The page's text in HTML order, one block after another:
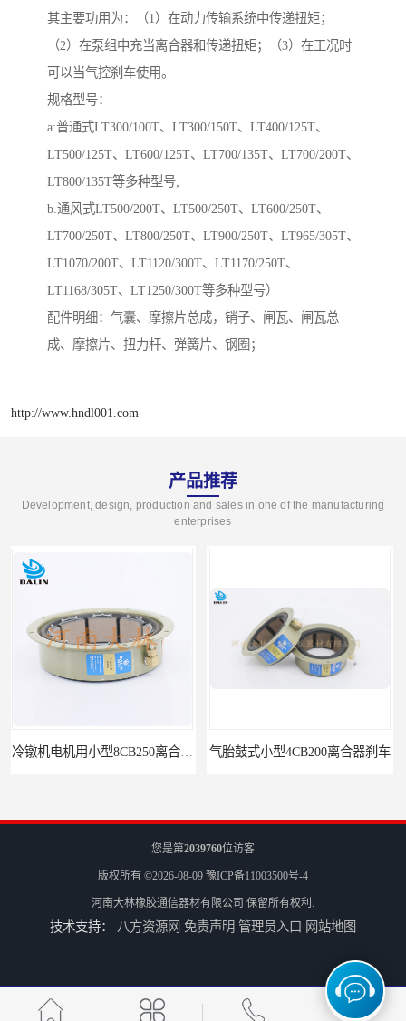
其主要功用为：（1）在动力传输系统中传递扭矩；
（2）在泵组中充当离合器和传递扭矩；（3）在工况时
可以当气控刹车使用。
规格型号：
a:普通式LT300/100T、LT300/150T、LT400/125T、
LT500/125T、LT600/125T、LT700/135T、LT700/200T、
LT800/135T等多种型号;
b.通风式LT500/200T、LT500/250T、LT600/250T、
LT700/250T、LT800/250T、LT900/250T、LT965/305T、
LT1070/200T、LT1120/300T、LT1170/250T、
LT1168/305T、LT1250/300T等多种型号）
配件明细：气囊、摩擦片总成，销子、闸瓦、闸瓦总
成、摩擦片、扭力杆、弹簧片、钢圈；
http://www.hndl001.com
产品推荐
Development, design, production and sales in one of the manufacturing
enterprises
气胎鼓式小型4CB200离合器刹车 造纸机用气动离合器刹车CB
豪沃斯同等制动器10CB300离合器
您是第2039760位访客
版权所有 ©2026-08-09 豫ICP备11003500号-4
河南大林橡胶通信器材有限公司 保留所有权利.
技术支持： 八方资源网 免责声明 管理员入口 网站地图